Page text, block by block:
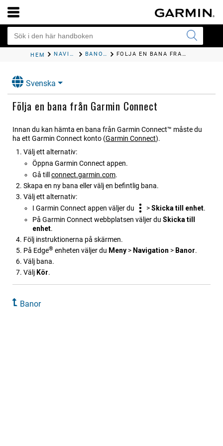
HEM NAVIGERING BANOR FÖLJA EN BANA FRÅN GARMIN CONNECT
Svenska
Följa en bana från Garmin Connect
Innan du kan hämta en bana från Garmin Connect™ måste du
ha ett Garmin Connect konto (Garmin Connect).
Välj ett alternativ:
Öppna Garmin Connect appen.
Gå till connect.garmin.com.
Skapa en ny bana eller välj en befintlig bana.
Välj ett alternativ:
I Garmin Connect appen väljer du >Skicka till enhet.
På Garmin Connect webbplatsen väljer du Skicka till
enhet.
Följ instruktionerna på skärmen.
På Edge® enheten väljer du Meny > Navigation > Banor.
Välj bana.
Välj Kör.
Banor